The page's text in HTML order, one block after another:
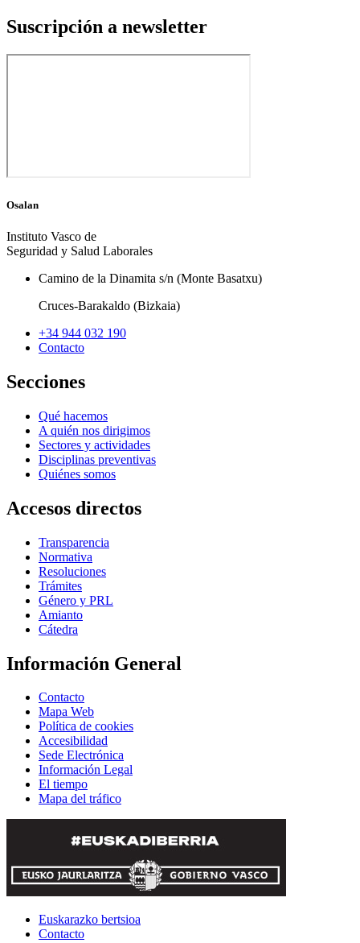
Suscripción a newsletter
Osalan
Instituto Vasco de
Seguridad y Salud Laborales
Camino de la Dinamita s/n (Monte Basatxu)
Cruces-Barakaldo (Bizkaia)
+34 944 032 190
Contacto
Secciones
Qué hacemos
A quién nos dirigimos
Sectores y actividades
Disciplinas preventivas
Quiénes somos
Accesos directos
Transparencia
Normativa
Resoluciones
Trámites
Género y PRL
Amianto
Cátedra
Información General
Contacto
Mapa Web
Política de cookies
Accesibilidad
Sede Electrónica
Información Legal
El tiempo
Mapa del tráfico
Euskarazko bertsioa
Contacto